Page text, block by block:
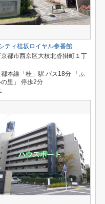
ティ桂坂ロイヤル参番館
都市西京区大枝北沓掛町１丁
都本線「桂」駅 バス18分 「ふ
里」 停歩2分